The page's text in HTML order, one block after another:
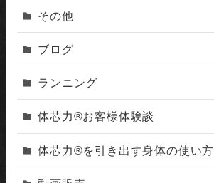
その他
ブログ
ランニング
体芯力®︎お客様体験談
体芯力®︎を引き出す身体の使い方